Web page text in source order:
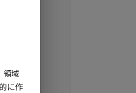
領域
に作